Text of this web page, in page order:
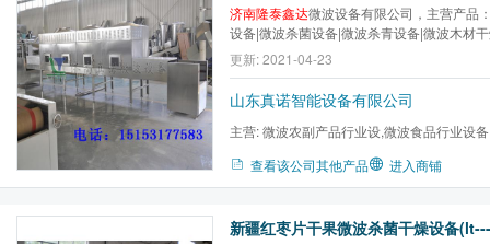
济南隆泰鑫达微波设备有限公司，主营产品
设备|微波杀菌设备|微波杀青设备|微波木材
干设备|微波金银花干燥杀青设备|微波低温
质，卓越服务，让利客户促进隆泰常规设备
更新: 2021-04-23
山东真诺智能设备有限公司
主营:微波农副产品行业设,微波食品行业设
查看该公司其他产品 进入商铺